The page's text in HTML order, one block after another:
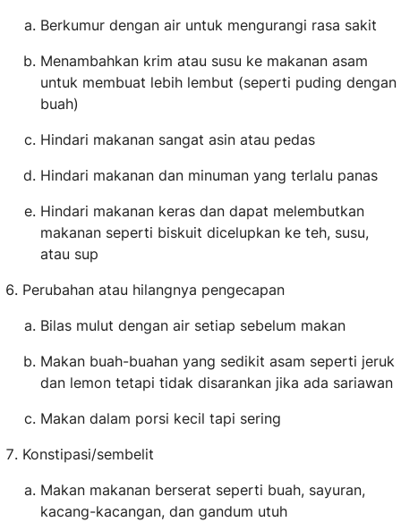
Berkumur dengan air untuk mengurangi rasa sakit
Menambahkan krim atau susu ke makanan asam
untuk membuat lebih lembut (seperti puding dengan
buah)
Hindari makanan sangat asin atau pedas
Hindari makanan dan minuman yang terlalu panas
Hindari makanan keras dan dapat melembutkan
makanan seperti biskuit dicelupkan ke teh, susu,
atau sup
Perubahan atau hilangnya pengecapan
Bilas mulut dengan air setiap sebelum makan
Makan buah-buahan yang sedikit asam seperti jeruk
dan lemon tetapi tidak disarankan jika ada sariawan
Makan dalam porsi kecil tapi sering
Konstipasi/sembelit
Makan makanan berserat seperti buah, sayuran,
kacang-kacangan, dan gandum utuh